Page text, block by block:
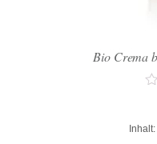
Bio Crema
0